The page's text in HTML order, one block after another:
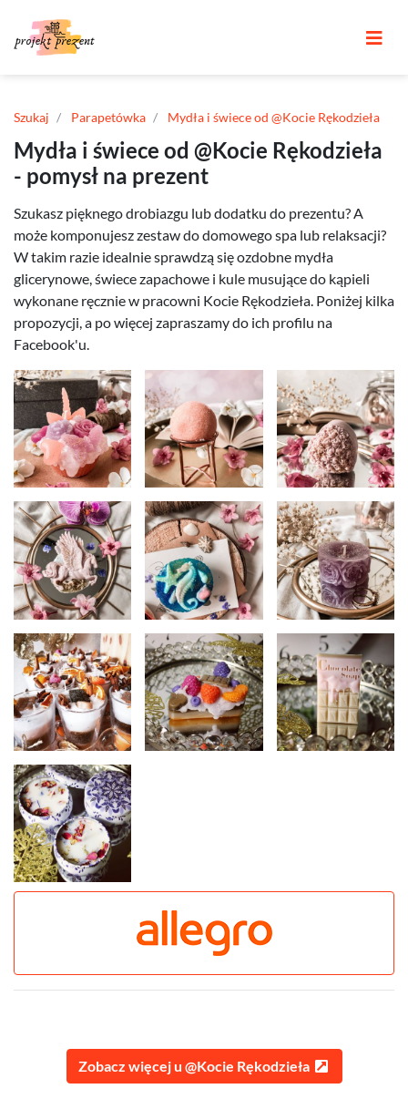
Szukaj Parapetówka Mydła i świece od @Kocie Rękodzieła
Mydła i świece od @Kocie Rękodzieła
- pomysł na prezent
Szukasz pięknego drobiazgu lub dodatku do prezentu? A
może komponujesz zestaw do domowego spa lub relaksacji?
W takim razie idealnie sprawdzą się ozdobne mydła
glicerynowe, świece zapachowe i kule musujące do kąpieli
wykonane ręcznie w pracowni Kocie Rękodzieła. Poniżej kilka
propozycji, a po więcej zapraszamy do ich profilu na
Facebook'u.
Zobacz więcej u @Kocie Rękodzieła